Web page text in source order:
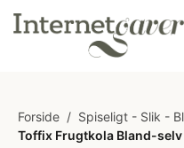
Forside / Spiseligt - Slik -
Toffix Frugtkola Bland-